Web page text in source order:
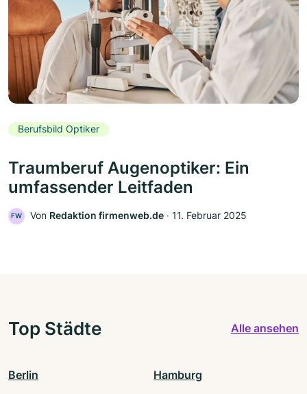
Berufsbild Optiker
Traumberuf Augenoptiker: Ein
umfassender Leitfaden
FW Von Redaktion firmenweb.de ‧ 11. Februar 2025
Top Städte Alle ansehen
Berlin Hamburg